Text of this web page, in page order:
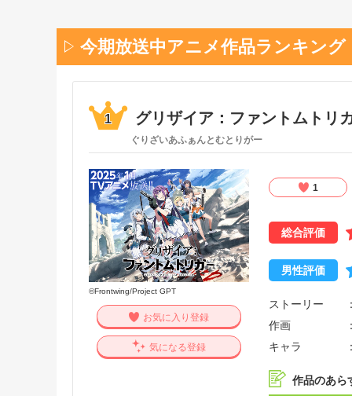
今期放送中アニメ作品ランキング
1 グリザイア：ファントムトリ
ぐりざいあふぁんとむとりがー
©Frontwing/Project GPT
お気に入り登録
気になる登録
1
総合評価
男性評価
ストーリー
作画
キャラ
作品のあら